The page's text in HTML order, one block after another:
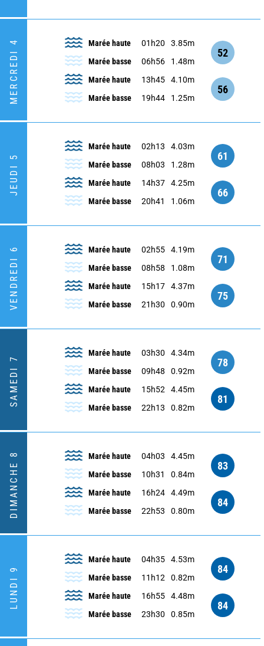
MERCREDI 4 Marée haute 01h20
3.85m
Marée basse
06h56 1.48m
52
Marée haute 13h45
4.10m
Marée basse
19h44 1.25m
56
JEUDI 5
Marée haute 02h13
4.03m
Marée basse
08h03 1.28m
61
Marée haute 14h37
4.25m
Marée basse
20h41 1.06m
66
VENDREDI 6 Marée haute 02h55
4.19m
Marée basse
08h58 1.08m
71
Marée haute 15h17
4.37m
Marée basse
21h30 0.90m
75
SAMEDI 7
Marée haute 03h30
4.34m
Marée basse
09h48 0.92m
78
Marée haute 15h52
4.45m
Marée basse
22h13 0.82m
81
DIMANCHE 8 Marée haute 04h03
4.45m
Marée basse
10h31 0.84m
83
Marée haute 16h24
4.49m
Marée basse
22h53 0.80m
84
LUNDI 9
Marée haute 04h35
4.53m
Marée basse
11h12 0.82m
84
Marée haute 16h55
4.48m
Marée basse
23h30 0.85m
84